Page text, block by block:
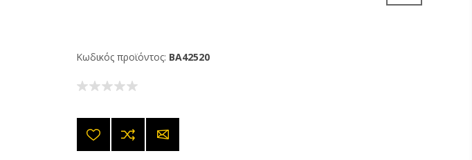
Κωδικός προϊόντος: BA42520